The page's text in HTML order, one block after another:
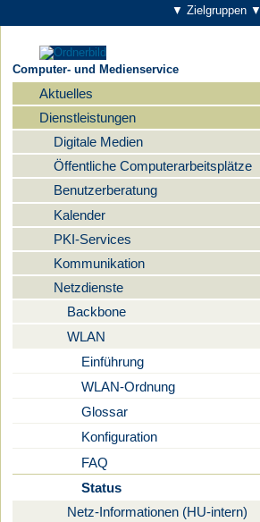
▼ Zielgruppen ▼
Computer- und Medienservice
Navigation
Aktuelles
Dienstleistungen
Digitale Medien
Öffentliche Computerarbeitsplätze
Benutzerberatung
Kalender
PKI-Services
Kommunikation
Netzdienste
Backbone
WLAN
Einführung
WLAN-Ordnung
Glossar
Konfiguration
FAQ
Status
Netz-Informationen (HU-intern)